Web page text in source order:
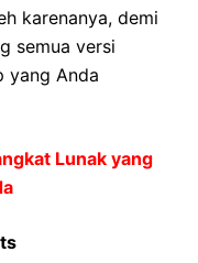
karenanya, demi
semua versi
yang Anda
Lunak yang